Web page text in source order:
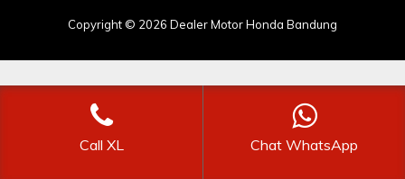
Copyright © 2026 Dealer Motor Honda Bandung
Call XL Chat WhatsApp